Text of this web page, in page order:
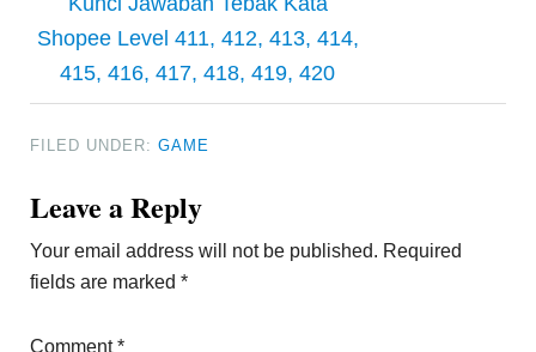
Shopee Level 411, 412, 413, 414,
415, 416, 417, 418, 419, 420
FILED UNDER:GAME
Reader
Interactions
Leave a Reply
Your email address will not be published. Required
fields are marked*
Comment*